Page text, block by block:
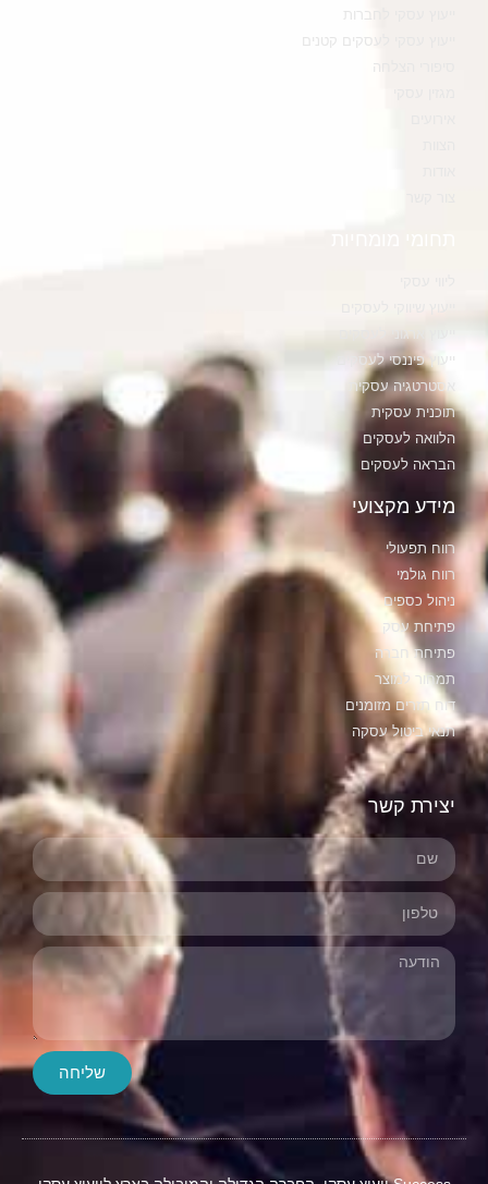
ייעוץ עסקי לחברות
ייעוץ עסקי לעסקים קטנים
סיפורי הצלחה
ייעוץ ארגוני לעסקים
ייעוץ פיננסי לעסקים
אסטרטגיה עסקית
תוכנית עסקית
הלוואה לעסקים
הבראה לעסקים
מידע מקצועי
רווח תפעולי
רווח גולמי
ניהול כספים
פתיחת עסק
פתיחת חברה
תמחור למוצר
דוח תזרים מזומנים
תנאי ביטול עסקה
יצירת קשר
שליחה